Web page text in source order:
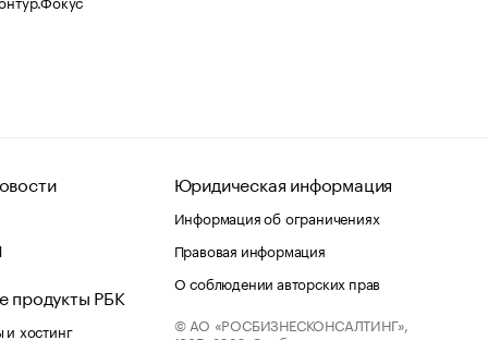
продукты РБК
хостинг
Юридическая информация
Информация об ограничениях
Правовая информация
О соблюдении авторских прав
© АО «РОСБИЗНЕСКОНСАЛТИНГ»,